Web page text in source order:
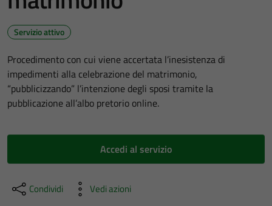
Servizio attivo
Procedimento con cui viene accertata l’inesistenza di
impedimenti alla celebrazione del matrimonio,
“pubblicizzando” l’intenzione degli sposi tramite la
pubblicazione all’albo pretorio online.
Accedi al servizio
Condividi Vedi azioni